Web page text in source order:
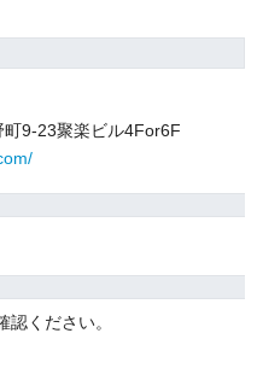
9-23聚楽ビル4For6F
認ください。